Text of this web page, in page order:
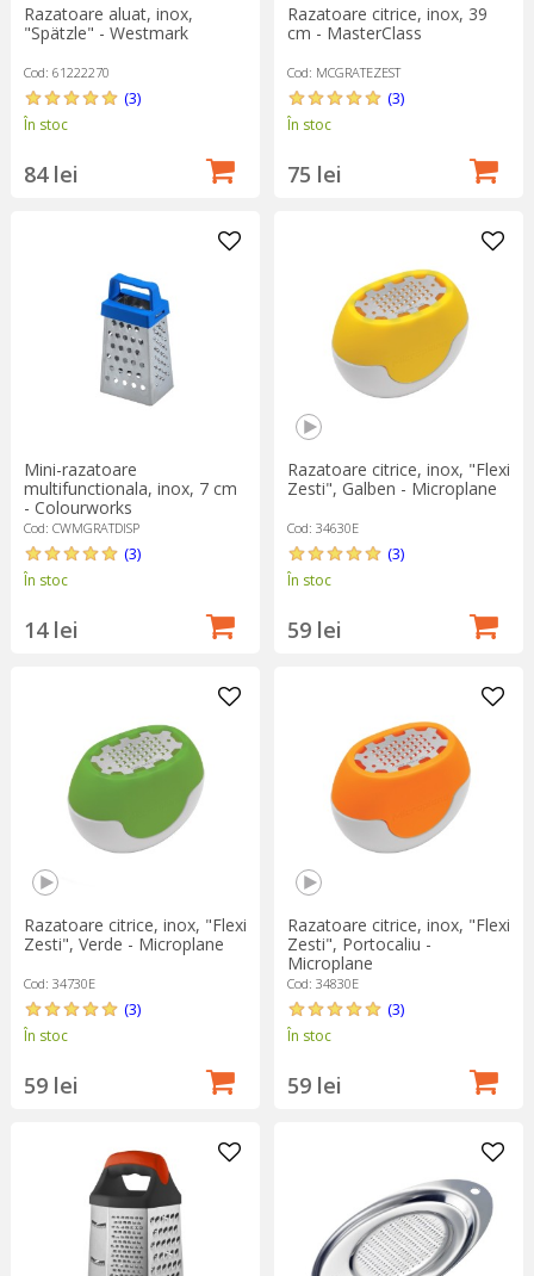
Razatoare aluat, inox,
"Spätzle" - Westmark
Cod: 61222270
(3)
În stoc
84 lei
Razatoare citrice, inox, 39
cm - MasterClass
Cod: MCGRATEZEST
(3)
În stoc
75 lei
Mini-razatoare
multifunctionala, inox, 7 cm
- Colourworks
Cod: CWMGRATDISP
(3)
În stoc
14 lei
Razatoare citrice, inox, "Flexi
Zesti", Galben - Microplane
Cod: 34630E
(3)
În stoc
59 lei
Razatoare citrice, inox, "Flexi
Zesti", Verde - Microplane
Cod: 34730E
(3)
În stoc
59 lei
Razatoare citrice, inox, "Flexi
Zesti", Portocaliu -
Microplane
Cod: 34830E
(3)
În stoc
59 lei